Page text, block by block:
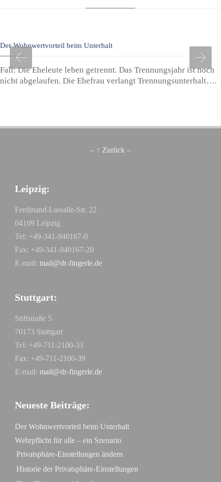
Der Wohnwertvorteil beim Unterhalt
Fall: Die Eheleute leben getrennt. Das Trennungsjahr ist noch
nicht abgelaufen. Die Ehefrau verlangt Trennungsunterhalt….
– ↑ Zurück –
Leipzig:
Ferdinand-Lassalle-Str. 22
04109 Leipzig
Tel: +49-341-940167-0
Fax: +49-341-940167-20
E-mail: mail@dr-fingerle.de
Stuttgart:
Stiftstraße 5
70173 Stuttgart
Tel: +49-711-2100-33
Fax: +49-711-2100-39
E-mail: mail@dr-fingerle.de
Neueste Beiträge:
Der Wohnwertvorteil beim Unterhalt
Wehrpflicht für alle – ein Szenario
Privatsphäre-Einstellungen ändern
Historie der Privatsphäre-Einstellungen